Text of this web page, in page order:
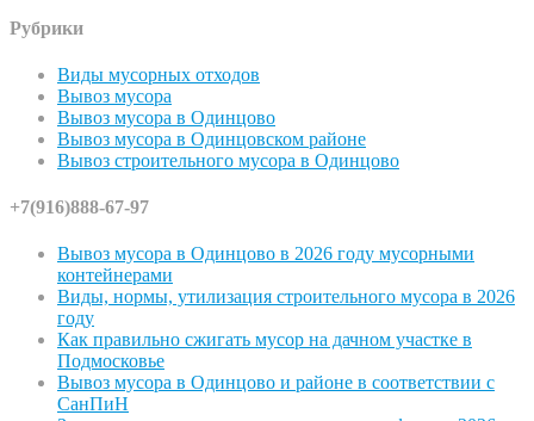
Рубрики
Виды мусорных отходов
Вывоз мусора
Вывоз мусора в Одинцово
Вывоз мусора в Одинцовском районе
Вывоз строительного мусора в Одинцово
+7(916)888-67-97
Вывоз мусора в Одинцово в 2026 году мусорными
контейнерами
Виды, нормы, утилизация строительного мусора в 2026
году
Как правильно сжигать мусор на дачном участке в
Подмосковье
Вывоз мусора в Одинцово и районе в соответствии с
СанПиН